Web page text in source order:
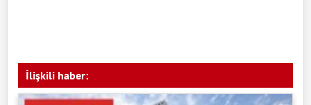
İlişkili haber: